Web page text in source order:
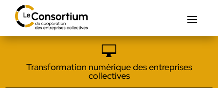

Transformation numérique des entreprises
collectives